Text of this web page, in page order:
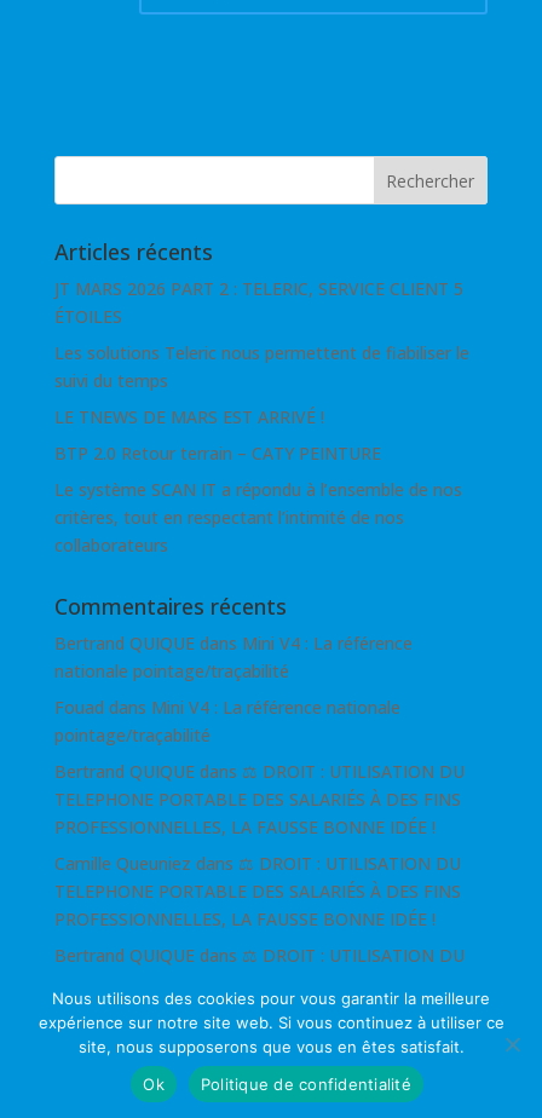
Articles récents
JT MARS 2026 PART 2 : TELERIC, SERVICE CLIENT 5
ÉTOILES
Les solutions Teleric nous permettent de fiabiliser le
suivi du temps
LE TNEWS DE MARS EST ARRIVÉ !
BTP 2.0 Retour terrain – CATY PEINTURE
Le système SCAN IT a répondu à l’ensemble de nos
critères, tout en respectant l’intimité de nos
collaborateurs
Commentaires récents
Bertrand QUIQUEdans Mini V4 : La référence
nationale pointage/traçabilité
Fouad dans Mini V4 : La référence nationale
pointage/traçabilité
Bertrand QUIQUEdans ⚖ DROIT : UTILISATION DU
TELEPHONE PORTABLE DES SALARIÉS À DES FINS
PROFESSIONNELLES, LA FAUSSE BONNE IDÉE !
Camille Queuniez dans ⚖ DROIT : UTILISATION DU
TELEPHONE PORTABLE DES SALARIÉS À DES FINS
PROFESSIONNELLES, LA FAUSSE BONNE IDÉE !
Bertrand QUIQUEdans ⚖ DROIT : UTILISATION DU
PROFESSIONNELLES, LA FAUSSE BONNE IDÉE !
Nous utilisons des cookies pour vous garantir la meilleure
expérience sur notre site web. Si vous continuez à utiliser ce
site, nous supposerons que vous en êtes satisfait.
Ok
Politique de confidentialité